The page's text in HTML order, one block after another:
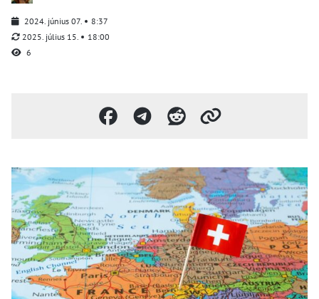
2024. június 07.
8:37
2025. július 15.
18:00
6